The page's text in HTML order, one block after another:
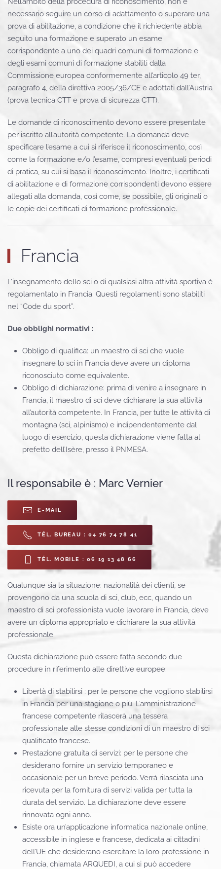
necessario seguire un corso di adattamento o superare una
prova di abilitazione, a condizione che il richiedente abbia
seguito una formazione e superato un esame
corrispondente a uno dei quadri comuni di formazione e
degli esami comuni di formazione stabiliti dalla
Commissione europea conformemente all’articolo 49 ter,
paragrafo 4, della direttiva 2005/36/CE e adottati dall’Austria
(prova tecnica CTT e prova di sicurezza CTT).
Le domande di riconoscimento devono essere presentate
per iscritto all’autorità competente. La domanda deve
specificare l’esame a cui si riferisce il riconoscimento, così
come la formazione e/o l’esame, compresi eventuali periodi
di pratica, su cui si basa il riconoscimento. Inoltre, i certificati
di abilitazione e di formazione corrispondenti devono essere
allegati alla domanda, così come, se possibile, gli originali o
le copie dei certificati di formazione professionale.
Francia
L’insegnamento dello sci o di qualsiasi altra attività sportiva è
regolamentato in Francia. Questi regolamenti sono stabiliti
nel “Code du sport”.
Due obblighi normativi :
Obbligo di qualifica: un maestro di sci che vuole
insegnare lo sci in Francia deve avere un diploma
riconosciuto come equivalente.
Obbligo di dichiarazione: prima di venire a insegnare in
Francia, il maestro di sci deve dichiarare la sua attività
all’autorità competente. In Francia, per tutte le attività di
montagna (sci, alpinismo) e indipendentemente dal
luogo di esercizio, questa dichiarazione viene fatta al
prefetto dell’Isère, presso il PNMESA.
Il responsabile è : Marc Vernier
E-MAIL
TÉL. BUREAU : 04 76 74 78 41
TÉL. MOBILE : 06 19 13 48 66
Qualunque sia la situazione: nazionalità dei clienti, se
provengono da una scuola di sci, club, ecc, quando un
maestro di sci professionista vuole lavorare in Francia, deve
avere un diploma appropriato e dichiarare la sua attività
professionale.
Questa dichiarazione può essere fatta secondo due
procedure in riferimento alle direttive europee:
Libertà di stabilirsi : per le persone che vogliono stabilirsi
in Francia per una stagione o più. L’amministrazione
francese competente rilascerà una tessera
professionale alle stesse condizioni di un maestro di sci
qualificato francese.
Prestazione gratuita di servizi: per le persone che
desiderano fornire un servizio temporaneo e
occasionale per un breve periodo. Verrà rilasciata una
ricevuta per la fornitura di servizi valida per tutta la
durata del servizio. La dichiarazione deve essere
rinnovata ogni anno.
Esiste ora un’applicazione informatica nazionale online,
accessibile in inglese e francese, dedicata ai cittadini
dell’UE che desiderano esercitare la loro professione in
Francia, chiamata ARQUEDI, a cui si può accedere